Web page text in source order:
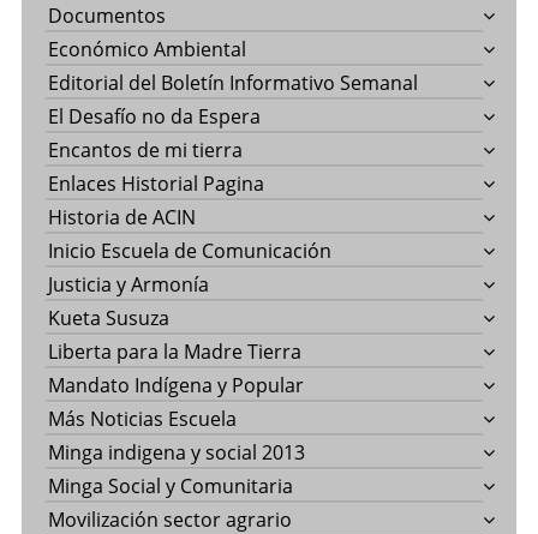
Documentos
Económico Ambiental
Editorial del Boletín Informativo Semanal
El Desafío no da Espera
Encantos de mi tierra
Enlaces Historial Pagina
Historia de ACIN
Inicio Escuela de Comunicación
Justicia y Armonía
Kueta Susuza
Liberta para la Madre Tierra
Mandato Indígena y Popular
Más Noticias Escuela
Minga indigena y social 2013
Minga Social y Comunitaria
Movilización sector agrario